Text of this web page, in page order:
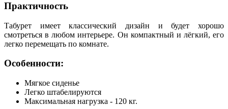
Практичность
Табурет имеет классический дизайн и будет хорошо
смотреться в любом интерьере. Он компактный и лёгкий, его
легко перемещать по комнате.
Особенности:
Мягкое сиденье
Легко штабелируются
Максимальная нагрузка - 120 кг.